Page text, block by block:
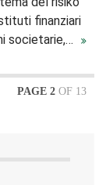
finanziari
societarie,…
PAGE 2 OF 13